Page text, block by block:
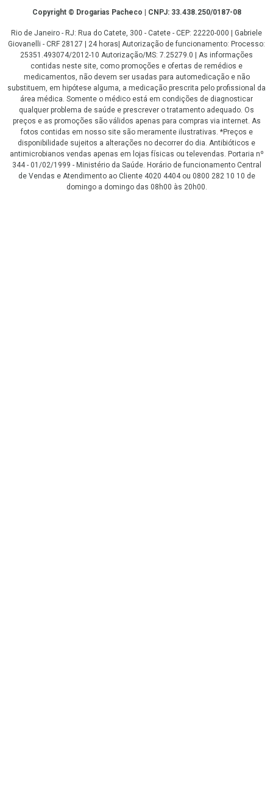
CopyrightCopyright © Drogarias Pacheco | CNPJ: 33.438.250/0187-08
Rio de Janeiro - RJ: Rua do Catete, 300 - Catete - CEP: 22220-000 | Gabriele
Giovanelli - CRF 28127 | 24 horas| Autorização de funcionamento: Processo:
25351.493074/2012-10 Autorização/MS: 7.25279.0 | As informações
contidas neste site, como promoções e ofertas de remédios e
medicamentos, não devem ser usadas para automedicação e não
substituem, em hipótese alguma, a medicação prescrita pelo profissional da
área médica. Somente o médico está em condições de diagnosticar
qualquer problema de saúde e prescrever o tratamento adequado. Os
preços e as promoções são válidos apenas para compras via internet. As
fotos contidas em nosso site são meramente ilustrativas. *Preços e
disponibilidade sujeitos a alterações no decorrer do dia. Antibióticos e
antimicrobianos vendas apenas em lojas físicas ou televendas. Portaria nº
344 - 01/02/1999 - Ministério da Saúde. Horário de funcionamento Central
de Vendas e Atendimento ao Cliente 4020 4404 ou 0800 282 10 10 de
domingo a domingo das 08h00 às 20h00.